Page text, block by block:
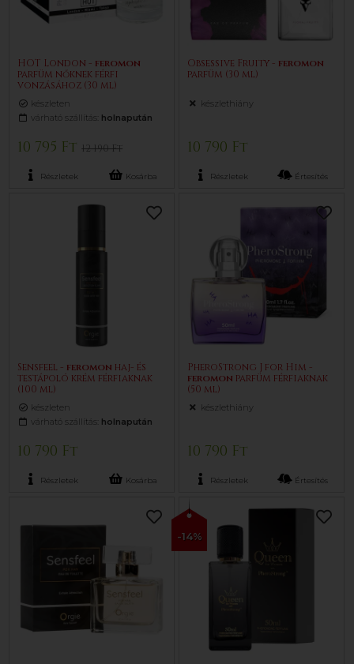
HOT London - feromon
parfüm nőknek férfi
vonzásához (30 ml)
készleten
várható szállítás: holnapután
10 795 Ft12 190 Ft
Részletek Kosárba
Obsessive Fruity - feromon
parfüm (30 ml)
készlethiány
10 790 Ft
Részletek Értesítés
Sensfeel - feromon haj- és
testápoló krém férfiaknak
(100 ml)
készleten
várható szállítás: holnapután
10 790 Ft
Részletek Kosárba
PheroStrong J for Him -
feromon parfüm férfiaknak
(50 ml)
készlethiány
10 790 Ft
Részletek Értesítés
-14%